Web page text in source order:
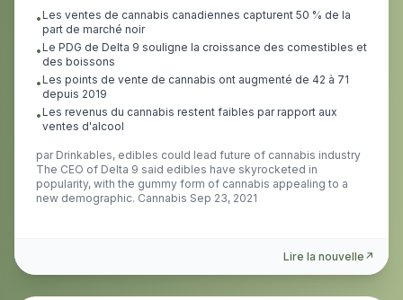
•Les ventes de cannabis canadiennes capturent 50 % de la
part de marché noir
•Le PDG de Delta 9 souligne la croissance des comestibles et
des boissons
•Les points de vente de cannabis ont augmenté de 42 à 71
depuis 2019
•Les revenus du cannabis restent faibles par rapport aux
ventes d'alcool
par Drinkables, edibles could lead future of cannabis industry
The CEO of Delta 9 said edibles have skyrocketed in
popularity, with the gummy form of cannabis appealing to a
new demographic. Cannabis Sep 23, 2021
Lire la nouvelle ↗